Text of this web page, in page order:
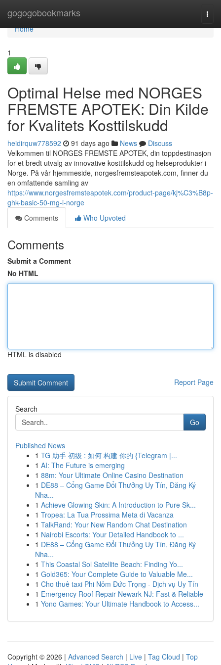
gogogobookmarks
Home
Home
1
Optimal Helse med NORGES
FREMSTE APOTEK: Din Kilde
for Kvalitets Kosttilskudd
heidirquw778592 91 days ago News
Discuss
Velkommen til NORGES FREMSTE APOTEK, din toppdestinasjon
for et bredt utvalg av innovative kosttilskudd og helseprodukter i
Norge. På vår hjemmeside, norgesfremsteapotek.com, finner du
en omfattende samling av
https://www.norgesfremsteapotek.com/product-page/kj%C3%B8p-
ghk-basic-50-mg-i-norge
Comments
Who Upvoted
Comments
Submit a Comment
No HTML
HTML is disabled
Report Page
Search
Go
Published News
1 TG 助手 初级 : 如何 构建 你的 {Telegram |...
1 AI: The Future is emerging
1 88m: Your Ultimate Online Casino Destination
1 DE88 – Cổng Game Đổi Thưởng Uy Tín, Đăng Ký
Nha...
1 Achieve Glowing Skin: A Introduction to Pure Sk...
1 Tropea: La Tua Prossima Meta di Vacanza
1 TalkRand: Your New Random Chat Destination
1 Nairobi Escorts: Your Detailed Handbook to ...
1 DE88 – Cổng Game Đổi Thưởng Uy Tín, Đăng Ký
Nha...
1 This Coastal Sol Satellite Beach: Finding Yo...
1 Gold365: Your Complete Guide to Valuable Me...
1 Cho thuê taxi Phi Nôm Đức Trọng - Dịch vụ Uy Tín
1 Emergency Roof Repair Newark NJ: Fast & Reliable
1 Yono Games: Your Ultimate Handbook to Access...
Copyright © 2026 | Advanced Search | Live | Tag Cloud | Top